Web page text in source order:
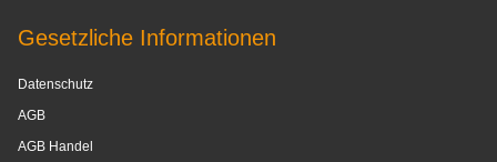
Gesetzliche Informationen
Datenschutz
AGB
AGB Handel